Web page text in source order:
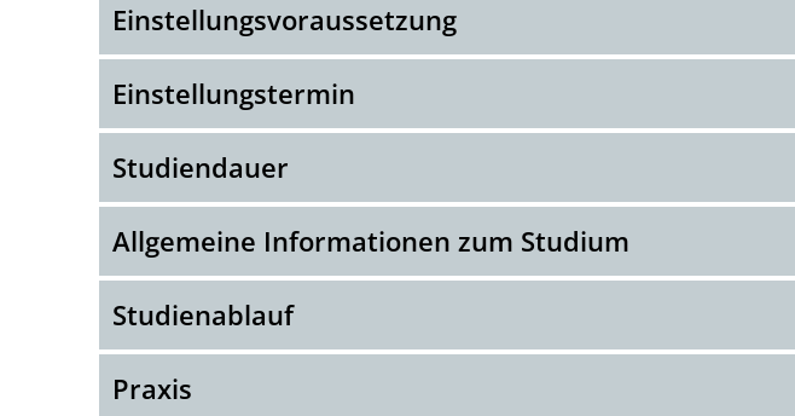
Einstellungsvoraussetzung
Einstellungstermin
Studiendauer
Allgemeine Informationen zum Studium
Studienablauf
Praxis